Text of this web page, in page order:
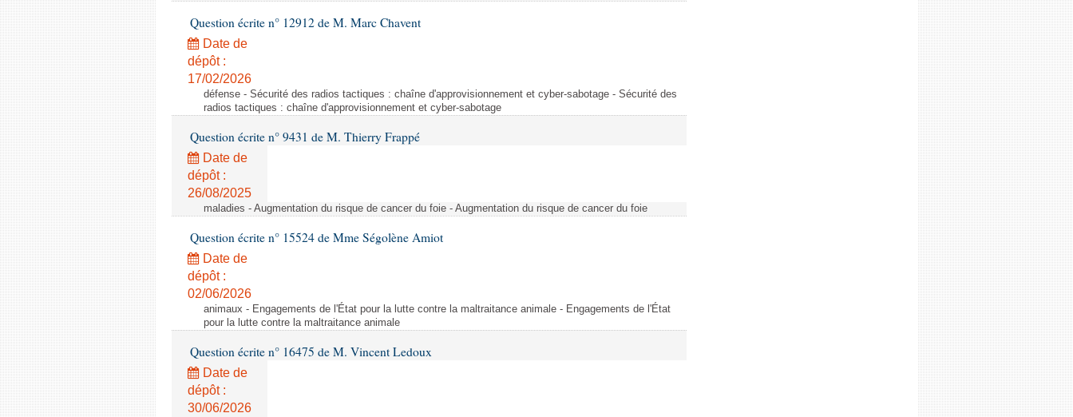
Question écrite n° 12912 de M. Marc Chavent
Date de
dépôt :
17/02/2026
défense - Sécurité des radios tactiques : chaîne d'approvisionnement et cyber-sabotage - Sécurité des
radios tactiques : chaîne d'approvisionnement et cyber-sabotage
Question écrite n° 9431 de M. Thierry Frappé
Date de
dépôt :
26/08/2025
maladies - Augmentation du risque de cancer du foie - Augmentation du risque de cancer du foie
Question écrite n° 15524 de Mme Ségolène Amiot
Date de
dépôt :
02/06/2026
animaux - Engagements de l'État pour la lutte contre la maltraitance animale - Engagements de l'État
pour la lutte contre la maltraitance animale
Question écrite n° 16475 de M. Vincent Ledoux
Date de
dépôt :
30/06/2026